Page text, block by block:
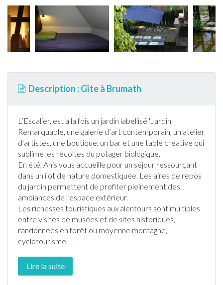
Description : Gîte à Brumath
L’Escalier, est à la fois un jardin labellisé ' Jardin
Remarquable', une galerie d’art contemporain, un atelier
d'artistes, une boutique, un bar et une table créative qui
sublime les récoltes du potager biologique.
En été, Anis vous accueille pour un séjour ressourçant
dans un îlot de nature domestiquée. Les aires de repos
du jardin permettent de profiter pleinement des
ambiances de l’espace extérieur.
Les richesses touristiques aux alentours sont multiples
entre visites de musées et de sites historiques,
randonnées en forêt ou moyenne montagne,
cyclotourisme, …
Lire la suite